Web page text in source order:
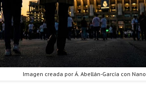
Imagen creada por Á. Abellán-García con